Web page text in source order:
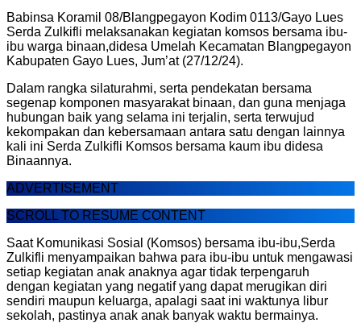
Babinsa Koramil 08/Blangpegayon Kodim 0113/Gayo Lues
Serda Zulkifli melaksanakan kegiatan komsos bersama ibu-
ibu warga binaan,didesa Umelah Kecamatan Blangpegayon
Kabupaten Gayo Lues, Jum’at (27/12/24).
Dalam rangka silaturahmi, serta pendekatan bersama
segenap komponen masyarakat binaan, dan guna menjaga
hubungan baik yang selama ini terjalin, serta terwujud
kekompakan dan kebersamaan antara satu dengan lainnya
kali ini Serda Zulkifli Komsos bersama kaum ibu didesa
Binaannya.
ADVERTISEMENT
SCROLL TO RESUME CONTENT
Saat Komunikasi Sosial (Komsos) bersama ibu-ibu,Serda
Zulkifli menyampaikan bahwa para ibu-ibu untuk mengawasi
setiap kegiatan anak anaknya agar tidak terpengaruh
dengan kegiatan yang negatif yang dapat merugikan diri
sendiri maupun keluarga, apalagi saat ini waktunya libur
sekolah, pastinya anak anak banyak waktu bermainya.